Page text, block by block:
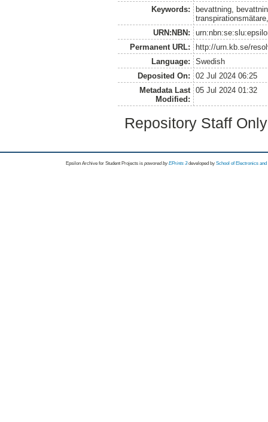
Keywords:
bevattning,
URN:NBN:
Permanent URL:
http://urn.kb.se/
Language:
Swedish
Deposited On:
02 Jul 2024 06:25
Metadata Last
Modified:
05 Jul 2024 01:32
Repository Staff
Epsilon Archive for Student Projects is powored byEPrints 3 developed by School of Electronics